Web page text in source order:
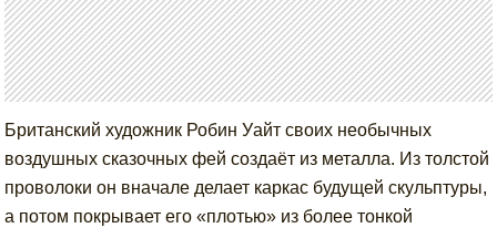
Британский художник Робин Уайт своих необычных
воздушных сказочных фей создаёт из металла. Из толстой
проволоки он вначале делает каркас будущей скульптуры,
а потом покрывает его «плотью» из более тонкой